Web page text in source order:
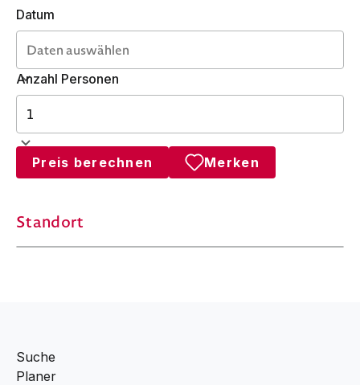
Datum
Anzahl Personen
Preis berechnen Merken
Standort
Suche
Planer